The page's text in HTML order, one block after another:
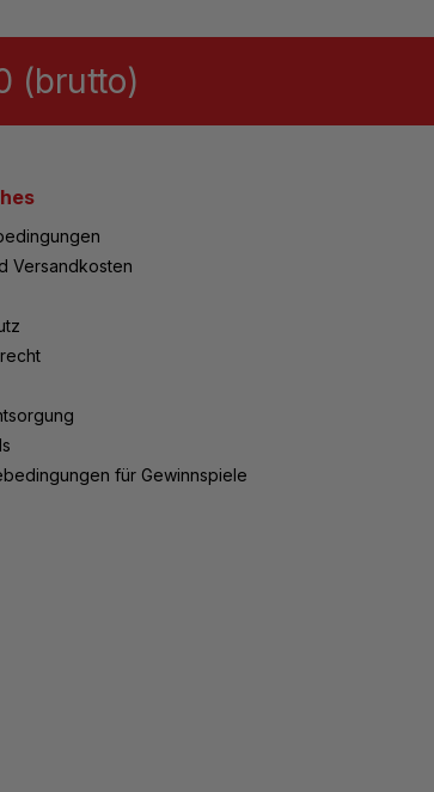
(brutto)
Versandkosten
für Gewinnspiele